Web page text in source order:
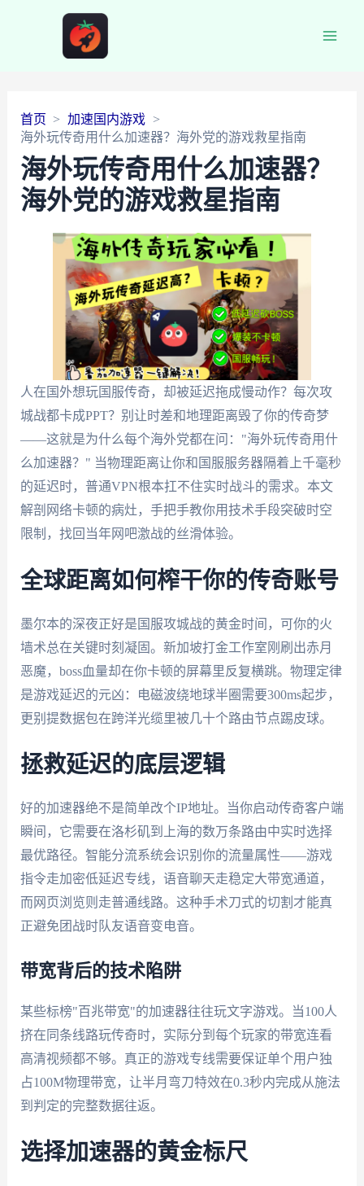
首页
加速国内游戏
海外玩传奇用什么加速器？海外党的游戏救星指南
海外玩传奇用什么加速器？
海外党的游戏救星指南
人在国外想玩国服传奇，却被延迟拖成慢动作？每次攻
城战都卡成PPT？别让时差和地理距离毁了你的传奇梦
——这就是为什么每个海外党都在问："海外玩传奇用什
么加速器？" 当物理距离让你和国服服务器隔着上千毫秒
的延迟时，普通VPN根本扛不住实时战斗的需求。本文
解剖网络卡顿的病灶，手把手教你用技术手段突破时空
限制，找回当年网吧激战的丝滑体验。
全球距离如何榨干你的传奇账号
墨尔本的深夜正好是国服攻城战的黄金时间，可你的火
墙术总在关键时刻凝固。新加坡打金工作室刚刷出赤月
恶魔，boss血量却在你卡顿的屏幕里反复横跳。物理定律
是游戏延迟的元凶：电磁波绕地球半圈需要300ms起步，
更别提数据包在跨洋光缆里被几十个路由节点踢皮球。
拯救延迟的底层逻辑
好的加速器绝不是简单改个IP地址。当你启动传奇客户端
瞬间，它需要在洛杉矶到上海的数万条路由中实时选择
最优路径。智能分流系统会识别你的流量属性——游戏
指令走加密低延迟专线，语音聊天走稳定大带宽通道，
而网页浏览则走普通线路。这种手术刀式的切割才能真
正避免团战时队友语音变电音。
带宽背后的技术陷阱
某些标榜"百兆带宽"的加速器往往玩文字游戏。当100人
挤在同条线路玩传奇时，实际分到每个玩家的带宽连看
高清视频都不够。真正的游戏专线需要保证单个用户独
占100M物理带宽，让半月弯刀特效在0.3秒内完成从施法
到判定的完整数据往返。
选择加速器的黄金标尺